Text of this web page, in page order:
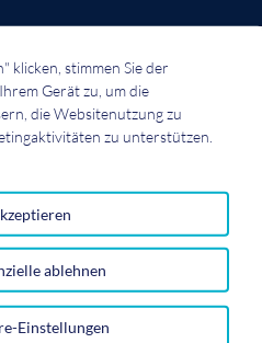
klicken, stimmen Sie der
Gerät zu, um die
die Websitenutzung zu
zu unterstützen.
Einstellungen
ablehnen